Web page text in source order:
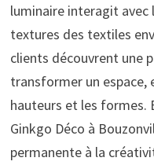
luminaire interagit avec
textures des textiles
clients découvrent une
transformer un espace,
hauteurs et les formes.
Ginkgo Déco à
permanente à la